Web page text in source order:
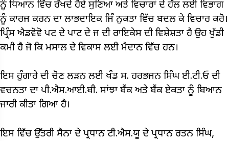
ਨੂੰ ਧਿਆਨ ਵਿੱਚ ਰੱਖਦੇ ਹੋਏ ਸੁਣਿਆ ਅਤੇ ਵਿਚਾਰਾਂ ਦੇ ਹੱਲ ਲਈ ਵਿਭਾਗ
ਨੂੰ ਕਾਰਜ ਕਰਨ ਦਾ ਲਾਭਦਾਇਕ ਜਿੰਂ ਨੁਕਤਾ ਵਿੱਚ ਬਦਲ ਕੇ ਵਿਚਾਰ ਕਰੋ।
ਪ੍ਰਿੰਸ ਐਡਵੋਵੋ ਪਟ ਦੇ ਪਾਟ ਦੇ ਜ ਦੀ ਰਾਇਕੇਸ ਦੀ ਵਿਸ਼ੇਸ਼ਤਾ ਹੈ ਉਹ ਖੁੱਡੀ
ਕਮੀ ਹੈ ਜੋ ਕਿ ਮਸਾਲ ਦੇ ਵਿਕਾਸ ਲਈ ਮੈਦਾਨ ਵਿੱਚ ਹਨ।
ਇਸ ਹੁੰਗਾਰੇ ਦੀ ਚੋਣ ਲੜਨ ਲਈ ਖੰਡ ਸ. ਹਰਭਜਨ ਸਿੰਘ ਈ.ਟੀ.ਓ ਦੀ
ਵਚਨਤਾ ਦਾ ਪੀ.ਐਸ.ਆਈ.ਬੀ. ਸਾਂਝਾ ਬੈਂਕ ਅਤੇ ਬੈਂਕ ਏਕਤਾ ਨੂੰ ਬਿਆਨ
ਜਾਰੀ ਕੀਤਾ ਗਿਆ ਹੈ।
ਇਸ ਵਿੱਚ ਉੱਤਰੀ ਸੈਨਾ ਦੇ ਪ੍ਰਧਾਨ ਟੀ.ਐਸ.ਯੂ ਦੇ ਪ੍ਰਧਾਨ ਰਤਨ ਸਿੰਘ,